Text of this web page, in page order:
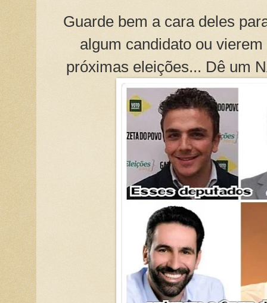
Guarde bem a cara deles
algum candidato ou
próximas eleições... Dê um